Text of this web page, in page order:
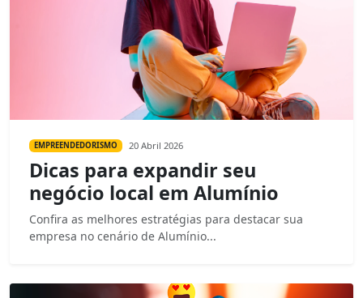
EMPREENDEDORISMO 20 Abril 2026
Dicas para expandir seu
negócio local em Alumínio
Confira as melhores estratégias para destacar sua
empresa no cenário de Alumínio...